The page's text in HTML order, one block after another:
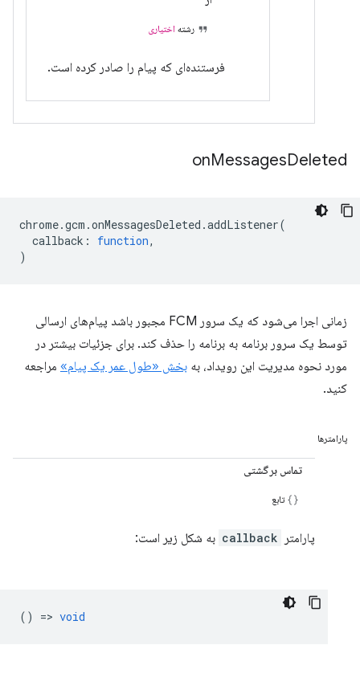
رشته اختیاری
فرستنده‌ای که پیام را صادر کرده است.
onMessagesDeleted
chrome.gcm .onMessagesDeleted .addListener(
callback : function,
)
زمانی اجرا می‌شود که یک سرور FCM مجبور باشد پیام‌های ارسالی
توسط یک سرور برنامه به برنامه را حذف کند. برای جزئیات بیشتر در
مورد نحوه مدیریت این رویداد، به بخش «طول عمر یک پیام» مراجعه
کنید.
پارامترها
تماس برگشتی
تابع
پارامتر callback به شکل زیر است:
() => void